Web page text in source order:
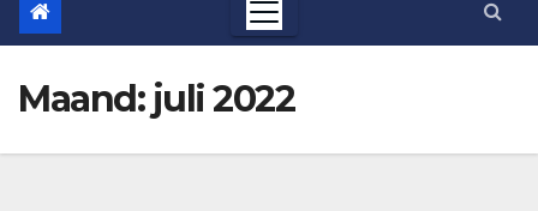
Maand: juli 2022